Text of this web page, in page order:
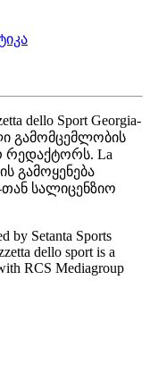
dello Sport Georgia-
გამომცემლობის
რედაქტორს. La
გამოყენება
თან სალიცენზიო
by Setanta Sports
dello sport is a
RCS Mediagroup